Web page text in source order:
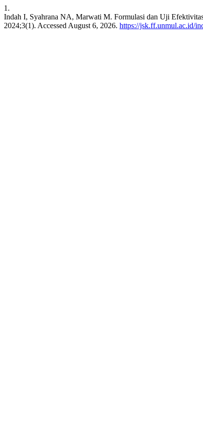
1.
Indah I, Syahrana NA, Marwati M. Formulasi dan Uji
2024;3(1). Accessed August 6, 2026. https://jsk.ff.unmul.ac.id/